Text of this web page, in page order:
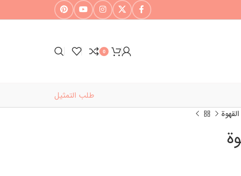
0
طلب التمثيل